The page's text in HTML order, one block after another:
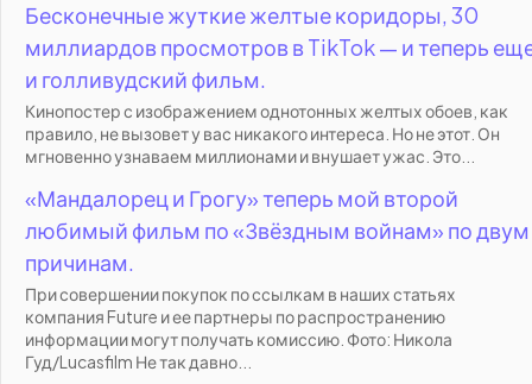
Бесконечные жуткие желтые коридоры, 30
миллиардов просмотров в TikTok — и теперь
и голливудский фильм.
Кинопостер с изображением однотонных желтых обоев, как
правило, не вызовет у вас никакого интереса. Но не этот. Он
мгновенно узнаваем миллионами и внушает ужас. Это...
«Мандалорец и Грогу» теперь мой второй
любимый фильм по «Звёздным войнам» по двум
причинам.
При совершении покупок по ссылкам в наших статьях
компания Future и ее партнеры по распространению
информации могут получать комиссию. Фото: Никола
Гуд/Lucasfilm Не так давно...